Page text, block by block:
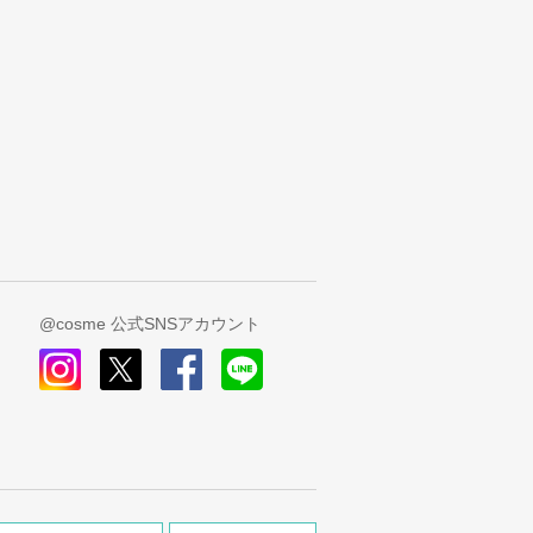
@cosme 公式SNSアカウント